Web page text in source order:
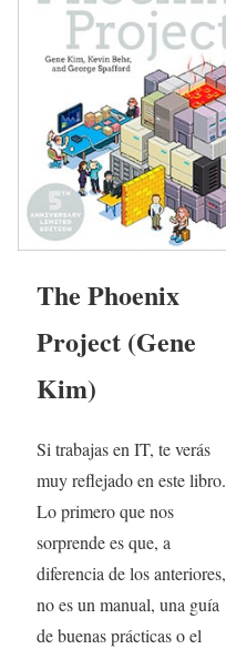
The Phoenix
Project (Gene
Kim)
Si trabajas en IT, te verás
muy reflejado en este libro.
Lo primero que nos
sorprende es que, a
diferencia de los anteriores,
no es un manual, una guía
de buenas prácticas o el